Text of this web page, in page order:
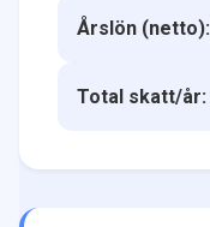
Årslön (netto):
Total skatt/år: